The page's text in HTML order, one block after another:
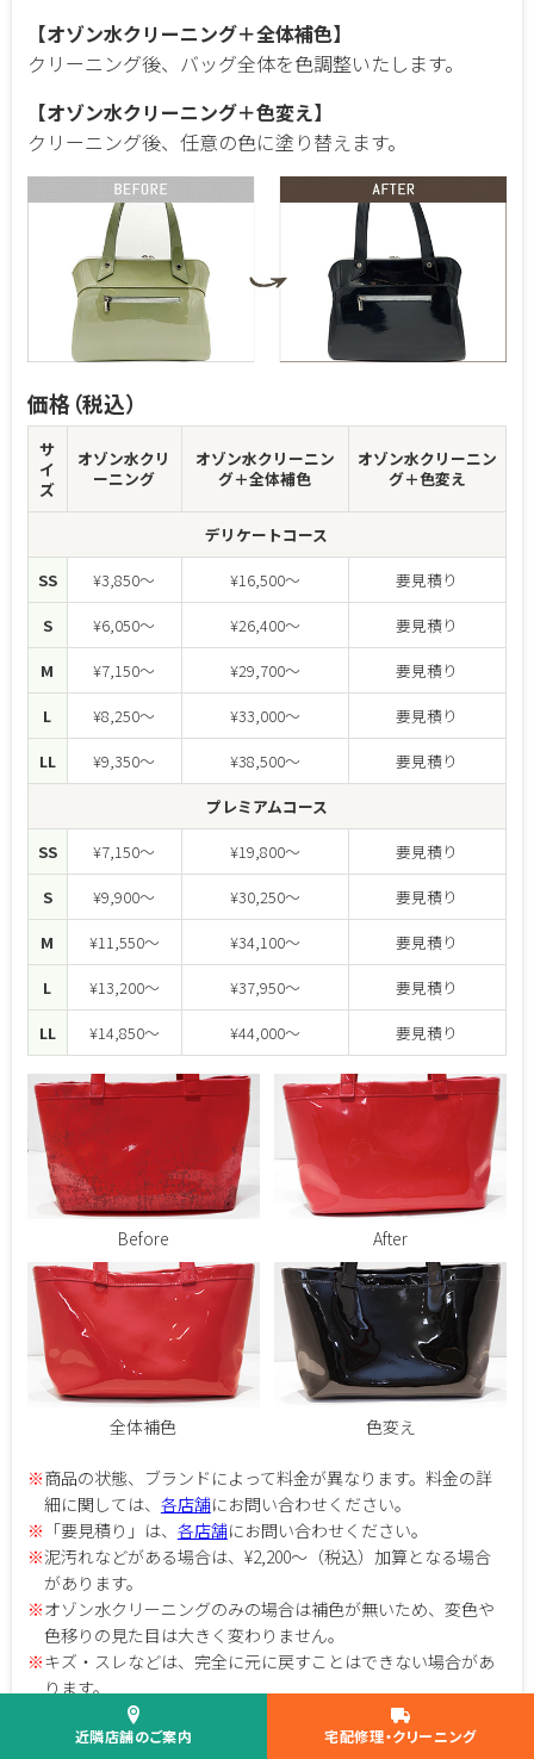
【オゾン水クリーニング＋全体補色】
クリーニング後、バッグ全体を色調整いたします。
【オゾン水クリーニング＋色変え】
クリーニング後、任意の色に塗り替えます。
価格（税込）
サ
イ
ズ
オゾン水クリ
ーニング
オゾン水クリーニン
グ＋全体補色
オゾン水クリーニン
グ＋色変え
デリケートコース
SS
¥3,850～ ¥16,500～
要見積り
S
¥6,050～ ¥26,400～
要見積り
M
¥7,150～ ¥29,700～
要見積り
L
¥8,250～ ¥33,000～
要見積り
LL
¥9,350～ ¥38,500～
要見積り
プレミアムコース
SS
¥7,150～ ¥19,800～
要見積り
S
¥9,900～ ¥30,250～
要見積り
M
¥11,550～ ¥34,100～
要見積り
L
¥13,200～ ¥37,950～
要見積り
LL
¥14,850～ ¥44,000～ 要見積り
Before After
全体補色 色変え
※商品の状態、ブランドによって料金が異なります。料金の詳
細に関しては、 各店舗にお問い合わせください。
※ 「要見積り」は、 各店舗にお問い合わせください。
※泥汚れなどがある場合は、¥2,200～（税込）加算となる場合
があります。
※オゾン水クリーニングのみの場合は補色が無いため、変色や
色移りの見た目は大きく変わりません。
※キズ・スレなどは、完全に元に戻すことはできない場合があ
ります。
押し型などは、多少見えづらくなることがあります。
黒色からの色変えは、対応していません。
近隣店舗のご案内 宅配修理・クリーニング